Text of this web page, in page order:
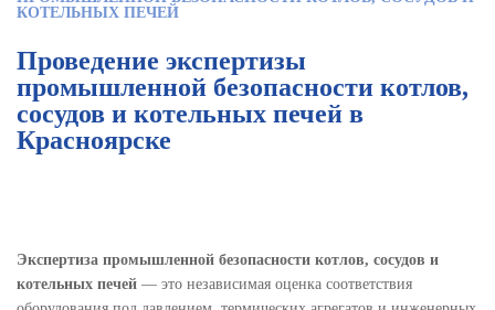
КОТЕЛЬНЫХ ПЕЧЕЙ
Проведение экспертизы
промышленной безопасности котлов,
сосудов и котельных печей в
Красноярске
Экспертиза промышленной безопасности котлов, сосудов и
котельных печей — это независимая оценка соответствия